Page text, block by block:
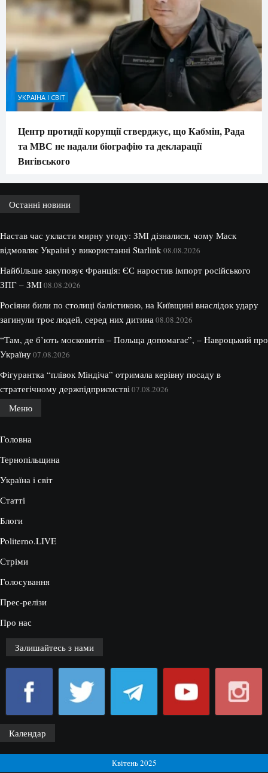
УКРАЇНА І СВІТ
Центр протидії корупції стверджує, що Кабмін, Рада
та МВС не надали біографію та декларації
Вигівського
Останні новини
Настав час укласти мирну угоду: ЗМІ дізналися, чому Маск
відмовляє Україні у використанні Starlink 08.08.2026
Найбільше закуповує Франція: ЄС наростив імпорт російського
ЗПГ – ЗМІ08.08.2026
Росіяни били по столиці балістикою, на Київщині внаслідок удару
загинули троє людей, серед них дитина 08.08.2026
“Там, де б’ють московитів – Польща допомагає”, – Навроцький про
Україну07.08.2026
Фігурантка “плівок Міндіча” отримала керівну посаду в
стратегічному держпідприємстві 07.08.2026
Меню
Головна
Тернопільщина
Україна і світ
Статті
Блоги
Politerno.LIVE
Стріми
Голосування
Прес-релізи
Про нас
Залишайтесь з нами
Календар
Квітень 2025